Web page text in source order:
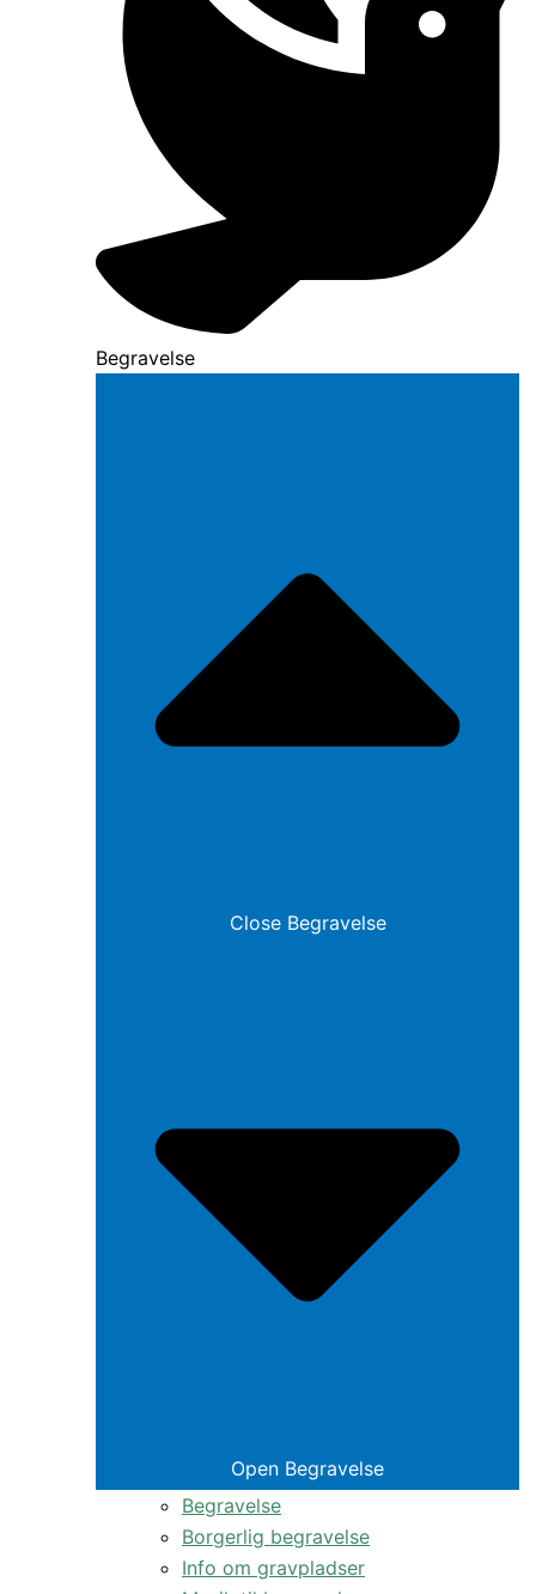
Begravelse
Close Begravelse
Open Begravelse
Begravelse
Borgerlig begravelse
Info om gravpladser